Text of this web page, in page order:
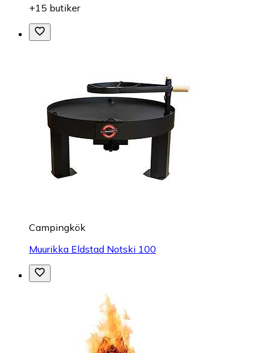
+15 butiker
Campingkök
Muurikka Eldstad Notski 100